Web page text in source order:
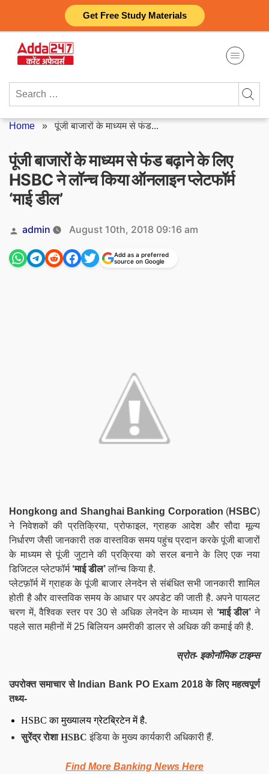
Get Free Study Materials
content
Search
Home »पूंजी बाजारों के माध्यम से फंड...
पूंजी बाजारों के माध्यम से फंड बढ़ाने के लिए
HSBC ने लॉन्च किया ऑनलाइन प्लेटफॉर्म
‘माई डील’
Posted
by
admin August 10th, 2018 09:16 am
Add as a preferred
source on Google
Hongkong and Shanghai Banking Corporation (HSBC)
ने निवेशकों की प्रतिक्रिया, प्रोफाइल, ग्राहक आदेश और सौदा मूल्य
निर्धारण जैसी जानकारी तक वास्तविक समय पहुंच प्रदान करके पूंजी बाजारों
के माध्यम से पूंजी जुटाने की प्रक्रिया को सरल बनाने के लिए एक नया
डिजिटल प्लेटफॉर्म ‘माई डील’लॉन्च किया है.
प्लेटफ़ॉर्म में ग्राहक के पूंजी बाजार लेनदेन से संबंधित सभी जानकारी शामिल
होती है और वास्तविक समय के आधार पर अपडेट की जाती है. अपने पायलट
चरण में, वैश्विक स्तर पर 30 से अधिक लेनदेन के माध्यम से ‘माई डील’ने
पहले सात महीनों में 25 बिलियन अमरीकी डालर से अधिक की कमाई की है.
स्रोत- इकोनॉमिक टाइम्स
उपरोक्त समाचार से Indian Bank PO Exam 2018 के लिए महत्वपूर्ण
तथ्य-
HSBC का मुख्यालय ग्रेटब्रिटेन में है.
सुरेंद्र रोशाHSBC इंडिया के मुख्य कार्यकारी अधिकारी हैं.
Find More Banking News Here